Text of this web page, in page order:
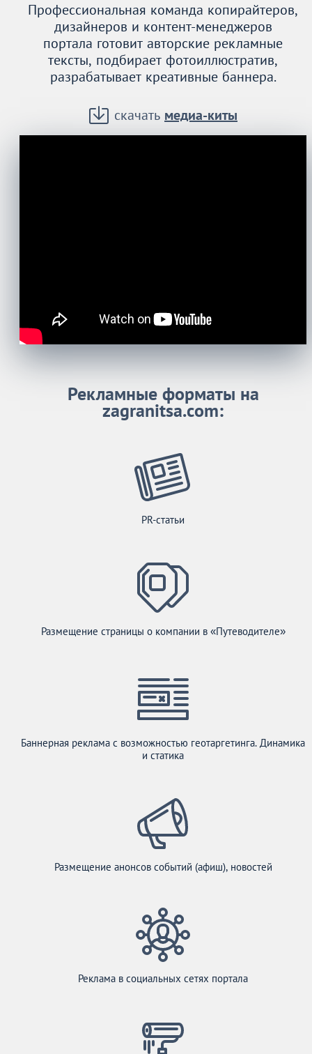
Профессиональная команда копирайтеров,
дизайнеров и контент-менеджеров
портала готовит авторские рекламные
тексты, подбирает фотоиллюстратив,
разрабатывает креативные баннера.
скачать медиа-киты
Рекламные форматы на
zagranitsa.com:
PR-статьи
Размещение страницы о компании в «Путеводителе»
Баннерная реклама с возможностью геотаргетинга. Динамика
и статика
Размещение анонсов событий (афиш), новостей
Реклама в социальных сетях портала